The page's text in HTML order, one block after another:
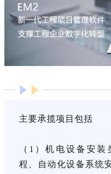
主要承揽项目包括
（1）机电设备安
程、自动化设备系统